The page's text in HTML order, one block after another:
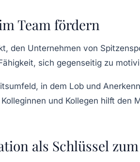
Team fördern
den Unternehmen von
sich gegenseitig zu
, in dem Lob und
und Kollegen hilft den
als Schlüssel